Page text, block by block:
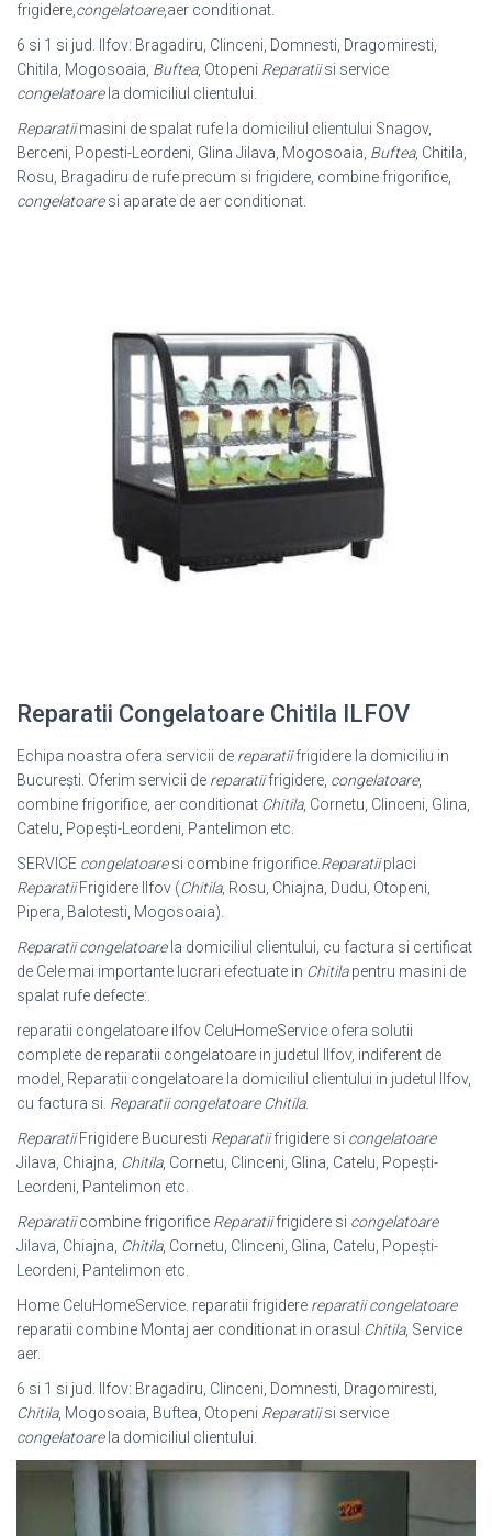
frigidere, congelatoare,aer conditionat.
6 si 1 si jud. Ilfov: Bragadiru, Clinceni, Domnesti, Dragomiresti,
Chitila, Mogosoaia, Buftea, Otopeni Reparatiisi service
congelatoarela domiciliul clientului.
Reparatiimasini de spalat rufe la domiciliul clientului Snagov,
Berceni, Popesti-Leordeni, Glina Jilava, Mogosoaia, Buftea, Chitila,
Rosu, Bragadiru de rufe precum si frigidere, combine frigorifice,
congelatoaresi aparate de aer conditionat.
Reparatii Congelatoare Chitila ILFOV
Echipa noastra ofera servicii de reparatiifrigidere la domiciliu in
București. Oferim servicii de reparatiifrigidere, congelatoare,
combine frigorifice, aer conditionat Chitila, Cornetu, Clinceni, Glina,
Catelu, Popești-Leordeni, Pantelimon etc.
SERVICE congelatoaresi combine frigorifice. Reparatiiplaci
ReparatiiFrigidere Ilfov (Chitila, Rosu, Chiajna, Dudu, Otopeni,
Pipera, Balotesti, Mogosoaia).
Reparatii congelatoarela domiciliul clientului, cu factura si certificat
de Cele mai importante lucrari efectuate in Chitilapentru masini de
spalat rufe defecte:.
reparatii congelatoare ilfov CeluHomeService ofera solutii
complete de reparatii congelatoare in judetul Ilfov, indiferent de
model, Reparatii congelatoare la domiciliul clientului in judetul Ilfov,
cu factura si. Reparatii congelatoare Chitila.
ReparatiiFrigidere Bucuresti Reparatiifrigidere si congelatoare
Jilava, Chiajna, Chitila, Cornetu, Clinceni, Glina, Catelu, Popești-
Leordeni, Pantelimon etc.
Reparatiicombine frigorifice Reparatiifrigidere si congelatoare
Jilava, Chiajna, Chitila, Cornetu, Clinceni, Glina, Catelu, Popești-
Leordeni, Pantelimon etc.
Home CeluHomeService. reparatii frigidere reparatii congelatoare
reparatii combine Montaj aer conditionat in orasul Chitila, Service
aer.
6 si 1 si jud. Ilfov: Bragadiru, Clinceni, Domnesti, Dragomiresti,
Chitila, Mogosoaia, Buftea, Otopeni Reparatiisi service
congelatoarela domiciliul clientului.